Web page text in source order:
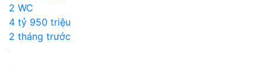
2 WC
4 tỷ 950 triệu
2 tháng trước